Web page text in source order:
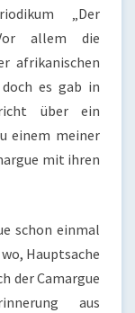
„Der
allem die
afrikanischen
es gab in
über ein
einem meiner
mit ihren
schon einmal
Hauptsache
der Camargue
aus